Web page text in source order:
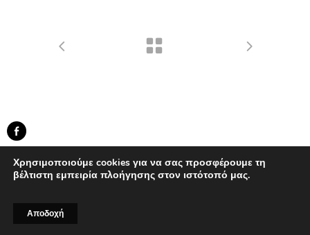
...developed byBWD
Χρησιμοποιούμε cookies για να σας προσφέρουμε τη
βέλτιστη εμπειρία πλοήγησης στον ιστότοπό μας.
Αποδοχή